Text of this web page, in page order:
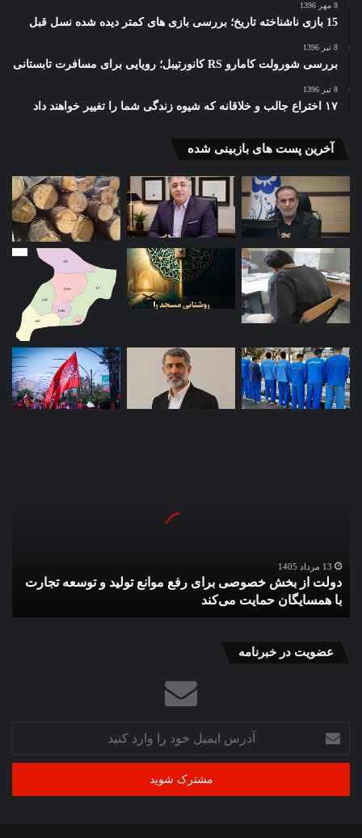
8 مهر 1396
15 بازی ناشناخته تاریخ؛ بررسی بازی های کمتر دیده شده نسل قبل
8 تیر 1396
بررسی شورولت کامارو RS کانورتیبل؛ رویایی برای مسافرت تابستانی
8 تیر 1396
۱۷ اختراع جالب و خلاقانه که شیوه زندگی شما را تغییر خواهند داد
آخرین پست های بازبینی شده
تولید
توسعه
تجارت
همسایگان
13 مرداد 1405
دولت از بخش خصوصی برای رفع موانع تولید و توسعه تجارت
با همسایگان حمایت می‌کند
عضویت در خبرنامه
ایمیل
خود
وارد